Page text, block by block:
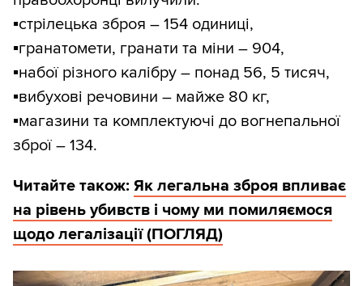
▪️стрілецька зброя – 154 одиниці,
▪️гранатомети, гранати та міни – 904,
▪️набої різного калібру – понад 56, 5 тисяч,
▪️вибухові речовини – майже 80 кг,
▪️магазини та комплектуючі до вогнепальної
зброї – 134.
Читайте також: Як легальна зброя впливає
на рівень убивств і чому ми помиляємося
щодо легалізації (ПОГЛЯД)